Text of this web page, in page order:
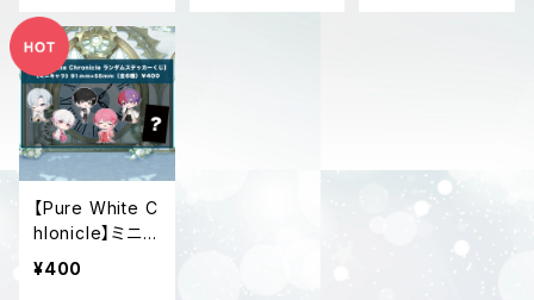
【Pure White C
hlonicle】ミニキ
ャラランダムステ
¥400